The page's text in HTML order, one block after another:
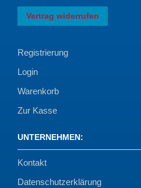
Vertrag widerrufen
Registrierung
Login
Warenkorb
Zur Kasse
UNTERNEHMEN:
Kontakt
Datenschutzerklärung